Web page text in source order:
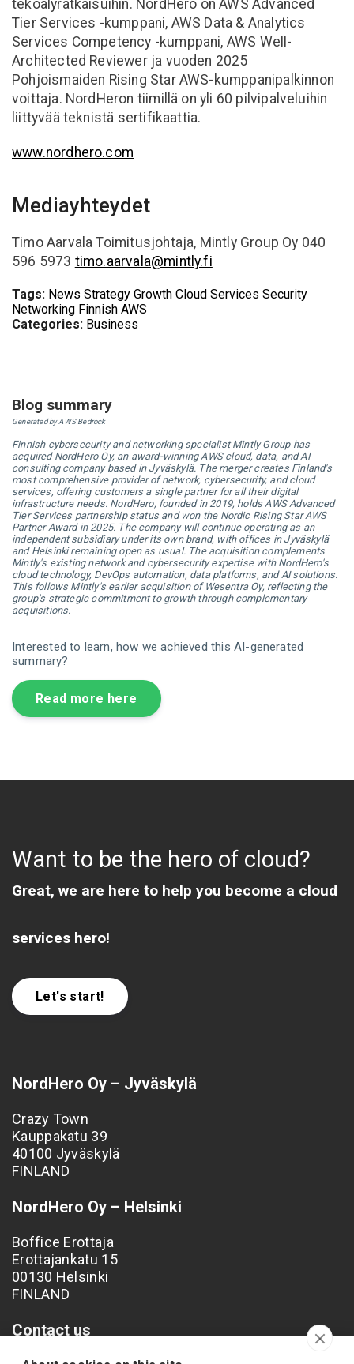
tekoälyratkaisuihin. NordHero on AWS Advanced
Tier Services -kumppani, AWS Data & Analytics
Services Competency -kumppani, AWS Well-
Architected Reviewer ja vuoden 2025
Pohjoismaiden Rising Star AWS-kumppanipalkinnon
voittaja. NordHeron tiimillä on yli 60 pilvipalveluihin
liittyvää teknistä sertifikaattia.
www.nordhero.com
Mediayhteydet
Timo Aarvala Toimitusjohtaja, Mintly Group Oy 040
596 5973 timo.aarvala@mintly.fi
Tags: News Strategy Growth Cloud Services Security
Networking Finnish AWS
Categories: Business
Blog summary
Generated by AWS Bedrock
Finnish cybersecurity and networking specialist Mintly Group has
acquired NordHero Oy, an award-winning AWS cloud, data, and AI
consulting company based in Jyväskylä. The merger creates Finland's
most comprehensive provider of network, cybersecurity, and cloud
services, offering customers a single partner for all their digital
infrastructure needs. NordHero, founded in 2019, holds AWS Advanced
Tier Services partnership status and won the Nordic Rising Star AWS
Partner Award in 2025. The company will continue operating as an
independent subsidiary under its own brand, with offices in Jyväskylä
and Helsinki remaining open as usual. The acquisition complements
Mintly's existing network and cybersecurity expertise with NordHero's
cloud technology, DevOps automation, data platforms, and AI solutions.
This follows Mintly's earlier acquisition of Wesentra Oy, reflecting the
group's strategic commitment to growth through complementary
acquisitions.
Interested to learn, how we achieved this AI-generated
summary?
Read more here
Want to be the hero of cloud?
Great, we are here to help you become a cloud
services hero!
Let's start!
NordHero Oy – Jyväskylä
Crazy Town
Kauppakatu 39
40100 Jyväskylä
FINLAND
NordHero Oy – Helsinki
Boffice Erottaja
Erottajankatu 15
00130 Helsinki
FINLAND
Contact us